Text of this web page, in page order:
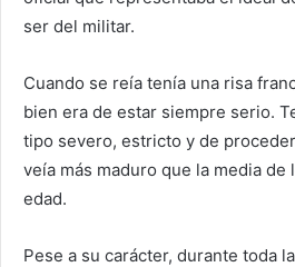
ser del militar.
Cuando se reía tenía una risa
bien era de estar siempre serio.
tipo severo, estricto y de
veía más maduro que la media de
edad.
Pese a su carácter, durante toda